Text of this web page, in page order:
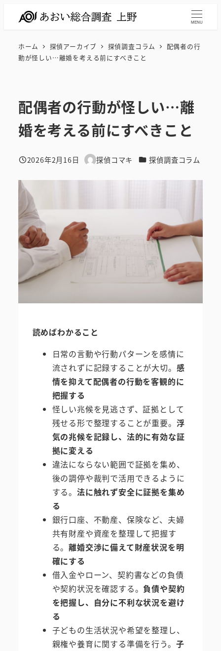
MENU
ホーム 探偵アーカイブ 探偵調査コラム
配偶者の行
動が怪しい…離婚を考える前にすべきこと
配偶者の行動が怪しい…離
婚を考える前にすべきこと
投稿日
2026年2月16日
著
探偵コマキ カテゴリー
探偵調査コラム
読めばわかること
日常の言動や行動パターンを感情に
流されずに記録することが大切。 感
情を抑えて配偶者の行動を客観的に
把握する
怪しい兆候を見逃さず、証拠として
残せる形で整理することが重要。 浮
気の兆候を記録し、法的に有効な証
拠に変える
違法にならない範囲で証拠を集め、
後の調停や裁判で活用できるように
する。 法に触れず安全に証拠を集め
る
銀行口座、不動産、保険など、夫婦
共有財産や資産を整理して把握す
る。離婚交渉に備えて財産状況を明
確にする
借入金やローン、契約書などの負債
や契約状況を確認する。負債や契約
を把握し、自分に不利な状況を避け
る
子どもの生活状況や希望を整理し、
親権や養育に関する準備を行う。 子